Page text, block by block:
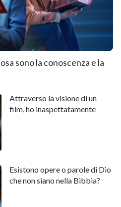
sono la conoscenza e la
Attraverso la visione di un
film, ho inaspettatamente
Esistono opere o parole di Dio
che non siano nella Bibbia?